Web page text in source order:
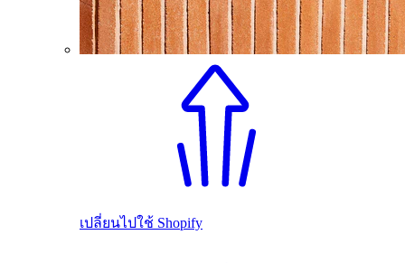
เปลี่ยนไปใช้ Shopify